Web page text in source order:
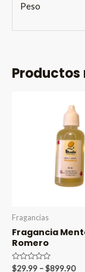
Peso
Fragancias
Fragancia
Romero
Valorado
$29.99 –$899.90